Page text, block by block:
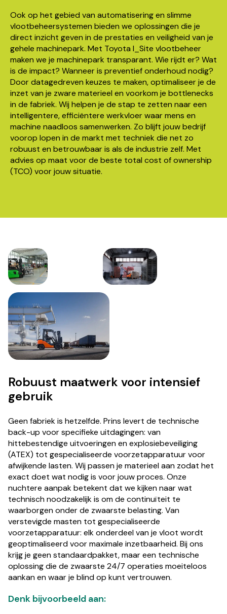
Ook op het gebied van automatisering en slimme
vlootbeheersystemen bieden we oplossingen die je
direct inzicht geven in de prestaties en veiligheid van je
gehele machinepark. Met Toyota I_Site vlootbeheer
maken we je machinepark transparant. Wie rijdt er? Wat
is de impact? Wanneer is preventief onderhoud nodig?
Door datagedreven keuzes te maken, optimaliseer je de
inzet van je zware materieel en voorkom je bottlenecks
in de fabriek. Wij helpen je de stap te zetten naar een
intelligentere, efficiëntere werkvloer waar mens en
machine naadloos samenwerken. Zo blijft jouw bedrijf
voorop lopen in de markt met techniek die net zo
robuust en betrouwbaar is als de industrie zelf. Met
advies op maat voor de beste total cost of ownership
(TCO) voor jouw situatie.
Robuust maatwerk voor intensief
gebruik
Geen fabriek is hetzelfde. Prins levert de technische
back-up voor specifieke uitdagingen: van
hittebestendige uitvoeringen en explosiebeveiliging
(ATEX) tot gespecialiseerde voorzetapparatuur voor
afwijkende lasten. Wij passen je materieel aan zodat het
exact doet wat nodig is voor jouw proces. Onze
nuchtere aanpak betekent dat we kijken naar wat
technisch noodzakelijk is om de continuïteit te
waarborgen onder de zwaarste belasting. Van
verstevigde masten tot gespecialiseerde
voorzetapparatuur: elk onderdeel van je vloot wordt
geoptimaliseerd voor maximale inzetbaarheid. Bij ons
krijg je geen standaardpakket, maar een technische
oplossing die de zwaarste 24/7 operaties moeiteloos
aankan en waar je blind op kunt vertrouwen.
Denk bijvoorbeeld aan: